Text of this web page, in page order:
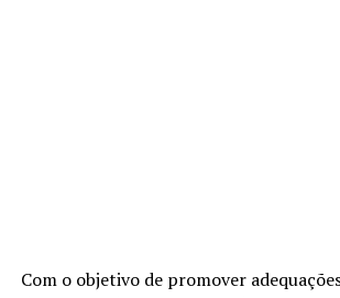
Com o objetivo de promover